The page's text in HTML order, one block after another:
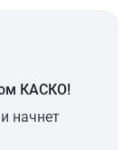
КАСКО!
начнет